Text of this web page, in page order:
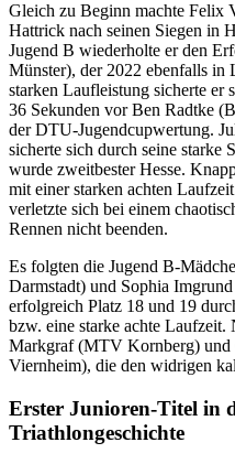
Gleich zu Beginn machte Felix
Hattrick nach seinen Siegen in
Jugend B wiederholte er den
Münster), der 2022 ebenfalls
starken Laufleistung sicherte er
36 Sekunden vor Ben Radtke
der DTU-Jugendcupwertung.
sicherte sich durch seine starke
wurde zweitbester Hesse.
mit einer starken achten
verletzte sich bei einem
Rennen nicht beenden.
Es folgten die Jugend B-
Darmstadt) und Sophia
erfolgreich Platz 18 und 19
bzw. eine starke achte Laufzeit.
Markgraf (MTV Kornberg) und
Viernheim), die den widrigen
Erster Junioren-Titel in
Triathlongeschichte